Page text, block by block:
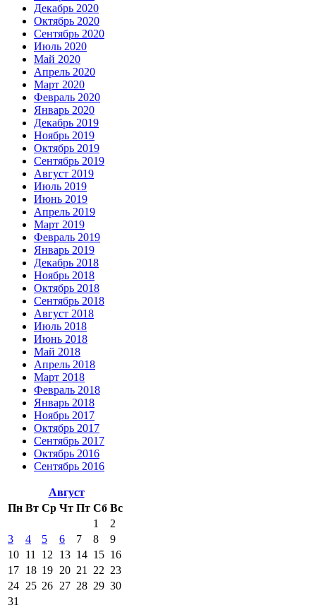
Декабрь 2020
Октябрь 2020
Сентябрь 2020
Июль 2020
Май 2020
Апрель 2020
Март 2020
Февраль 2020
Январь 2020
Декабрь 2019
Ноябрь 2019
Октябрь 2019
Сентябрь 2019
Август 2019
Июль 2019
Июнь 2019
Апрель 2019
Март 2019
Февраль 2019
Январь 2019
Декабрь 2018
Ноябрь 2018
Октябрь 2018
Сентябрь 2018
Август 2018
Июль 2018
Июнь 2018
Май 2018
Апрель 2018
Март 2018
Февраль 2018
Январь 2018
Ноябрь 2017
Октябрь 2017
Сентябрь 2017
Октябрь 2016
Сентябрь 2016
Август
Пн Вт Ср Чт Пт Сб Вс
1
2
3
4 5 6 7 8
9
10 11 12 13 14 15 16
17 18 19 20 21 22 23
24 25 26 27 28 29 30
31